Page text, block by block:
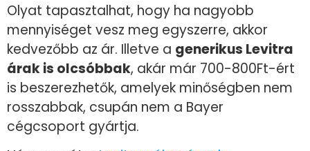
Olyat tapasztalhat, hogy ha nagyobb
mennyiséget vesz meg egyszerre, akkor
kedvezőbb az ár. Illetve a generikus Levitra
árak is olcsóbbak, akár már 700-800Ft-ért
is beszerezhetők, amelyek minőségben nem
rosszabbak, csupán nem a Bayer
cégcsoport gyártja.